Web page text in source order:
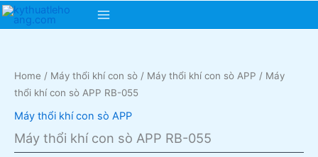
Skip
Main
Home / Máy thổi khí con sò / Máy thổi khí con sò APP / Máy
thổi khí con sò APP RB-055
Máy thổi khí con sò APP
Máy thổi khí con sò APP RB-055